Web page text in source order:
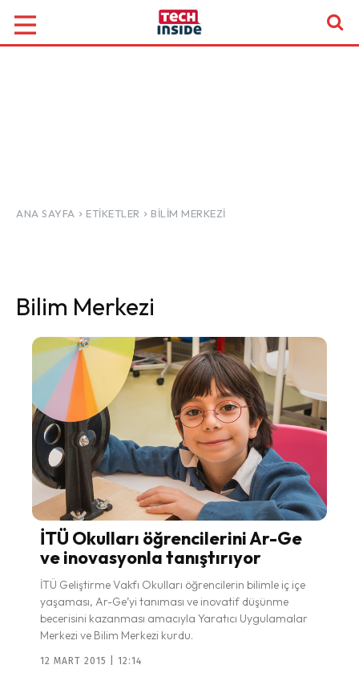
ANA SAYFA ETIKETLER BILIM MERKEZI
Bilim Merkezi
İTÜ Okulları öğrencilerini Ar-Ge
ve inovasyonla tanıştırıyor
İTÜ Geliştirme Vakfı Okulları öğrencilerin bilimle iç içe
yaşaması, Ar-Ge’yi tanıması ve inovatif düşünme
becerisini kazanması amacıyla Yaratıcı Uygulamalar
Merkezi ve Bilim Merkezi kurdu.
12 MART 2015 | 12:14